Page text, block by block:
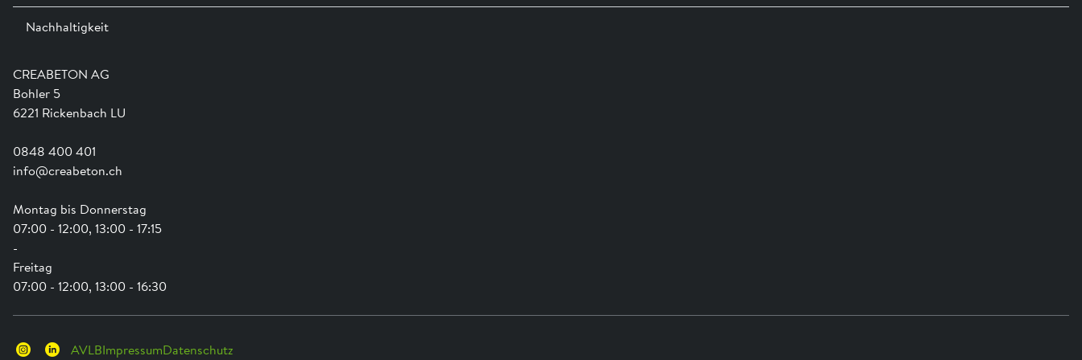
CREABETON AG
Bohler 5
6221 Rickenbach LU
0848 400 401
info@creabeton.ch
Montag bis Donnerstag
07:00 - 12:00, 13:00 - 17:15
-
Freitag
07:00 - 12:00, 13:00 - 16:30
Ausstellungen
Team
Ausbildung
Dienstleistungen
Shop Hilfe
Anwendungsunterstützung
Newsletter
Nachhaltigkeit
Engagement
Swissness
Schwammstadt
AVLBImpressumDatenschutz